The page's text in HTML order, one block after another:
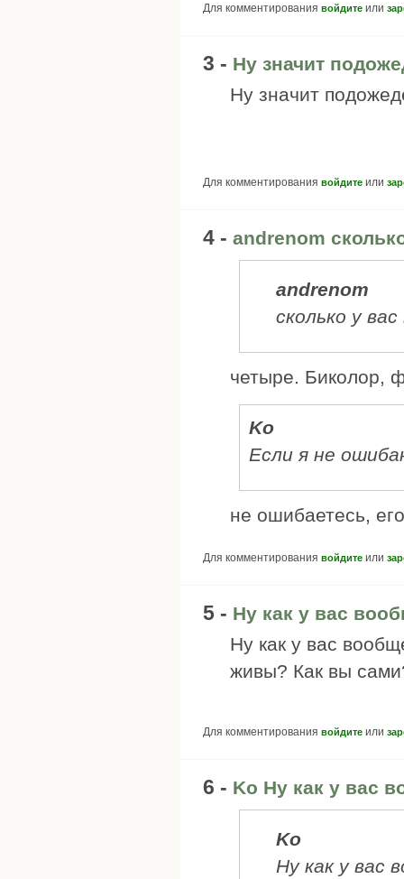
Для комментирования войдите или
3 - Ну значит
Ну значит
Для комментирования войдите или
4 - andrenom
andrenom
сколько у
четыре. Биколор,
Ko
Если я не
не ошибаетесь,
Для комментирования войдите или
5 - Ну как у вас
Ну как у вас
живы? Как вы
Для комментирования войдите или
6 - Ko Ну как у вас
Ko
Ну как у вас